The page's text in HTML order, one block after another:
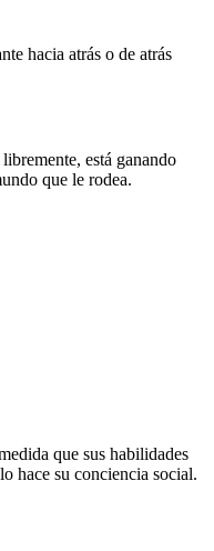
hacia atrás o de atrás
está ganando
que le rodea.
que sus habilidades
hace su conciencia social.